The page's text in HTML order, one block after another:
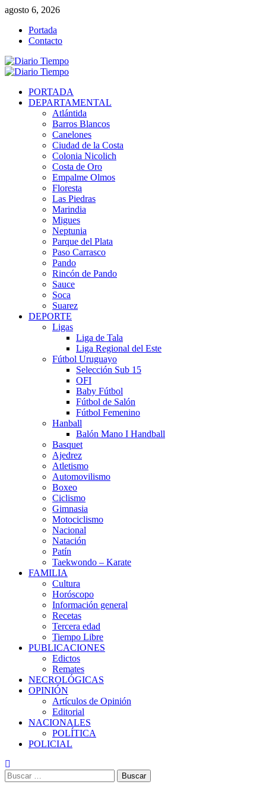
Saltar
contenido
agosto 6, 2026
Portada
Contacto
Menú
PORTADA
DEPARTAMENTAL
Atlántida
Barros Blancos
Canelones
Ciudad de la Costa
Colonia Nicolich
Costa de Oro
Empalme Olmos
Floresta
Las Piedras
Marindia
Migues
Neptunia
Parque del Plata
Paso Carrasco
Pando
Rincón de Pando
Sauce
Soca
Suarez
DEPORTE
Ligas
Liga de Tala
Liga Regional del Este
Fútbol Uruguayo
Selección Sub 15
OFI
Baby Fútbol
Fútbol de Salón
Fútbol Femenino
Hanball
Balón Mano I Handball
Basquet
Ajedrez
Atletismo
Automovilismo
Boxeo
Ciclismo
Gimnasia
Motociclismo
Nacional
Natación
Patín
Taekwondo – Karate
FAMILIA
Cultura
Horóscopo
Información general
Recetas
Tercera edad
Tiempo Libre
PUBLICACIONES
Edictos
Remates
NECROLÓGICAS
OPINIÓN
Artículos de Opinión
Editorial
NACIONALES
POLÍTICA
POLICIAL
Buscar: